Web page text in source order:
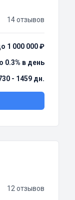
14 отзывов
1 000 000 ₽
0.3% в день
- 1459 дн.
12 отзывов